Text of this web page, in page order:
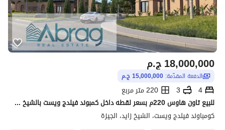
ج.م18,000,000
الدفعة المقدّمة: 15,000,000 ج.م
4
3
220 متر مربع
للبيع تاون هاوس 220م بسعر لقطه داخل كمبوند فيلدج ويست بالشيخ زايد
كومباوند فيلدج ويست، الشيخ زايد، الجيزة